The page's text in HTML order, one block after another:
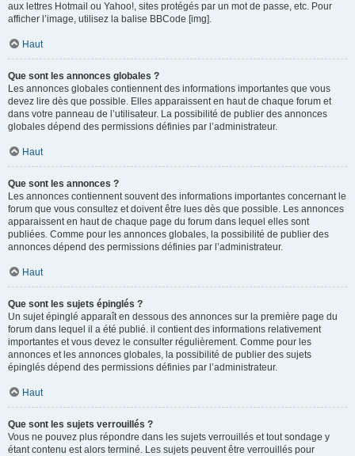
aux lettres Hotmail ou Yahoo!, sites protégés par un mot de passe, etc. Pour
afficher l’image, utilisez la balise BBCode [img].
Haut
Que sont les annonces globales ?
Les annonces globales contiennent des informations importantes que vous
devez lire dès que possible. Elles apparaissent en haut de chaque forum et
dans votre panneau de l’utilisateur. La possibilité de publier des annonces
globales dépend des permissions définies par l’administrateur.
Haut
Que sont les annonces ?
Les annonces contiennent souvent des informations importantes concernant le
forum que vous consultez et doivent être lues dès que possible. Les annonces
apparaissent en haut de chaque page du forum dans lequel elles sont
publiées. Comme pour les annonces globales, la possibilité de publier des
annonces dépend des permissions définies par l’administrateur.
Haut
Que sont les sujets épinglés ?
Un sujet épinglé apparaît en dessous des annonces sur la première page du
forum dans lequel il a été publié. il contient des informations relativement
importantes et vous devez le consulter régulièrement. Comme pour les
annonces et les annonces globales, la possibilité de publier des sujets
épinglés dépend des permissions définies par l’administrateur.
Haut
Que sont les sujets verrouillés ?
Vous ne pouvez plus répondre dans les sujets verrouillés et tout sondage y
étant contenu est alors terminé. Les sujets peuvent être verrouillés pour